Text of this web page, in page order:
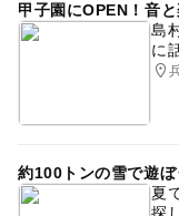
甲子園にOPEN！音
島
に
約100トンの雪で遊
夏